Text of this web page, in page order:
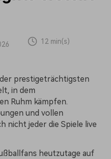
12 min(s)
prestigeträchtigsten
in dem
Ruhm kämpfen.
und vollen
nicht jeder die Spiele live
heutzutage auf